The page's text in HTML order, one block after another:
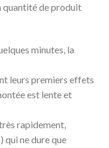
quantité de produit
minutes, la
leurs premiers effets
est lente et
rapidement,
qui ne dure que